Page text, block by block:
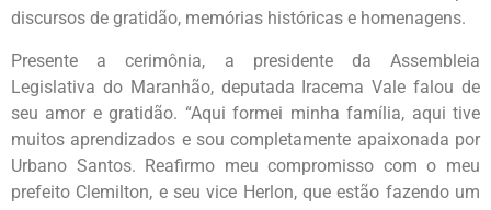
discursos de gratidão, memórias históricas e homenagens.
Presente a cerimônia, a presidente da Assembleia
Legislativa do Maranhão, deputada Iracema Vale falou de
seu amor e gratidão. “Aqui formei minha família, aqui tive
muitos aprendizados e sou completamente apaixonada por
Urbano Santos. Reafirmo meu compromisso com o meu
prefeito Clemilton, e seu vice Herlon, que estão fazendo um